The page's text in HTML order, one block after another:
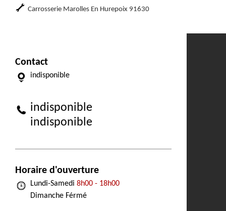
Carrosserie Marolles En Hurepoix 91630
Contact
indisponible
indisponible
indisponible
Horaire d'ouverture
Lundi-Samedi 8h00 - 18h00
Dimanche Férmé